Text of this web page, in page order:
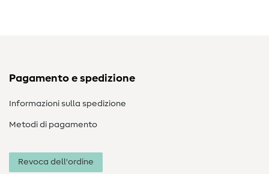
Pagamento e spedizione
Informazioni sulla spedizione
Metodi di pagamento
Revoca dell'ordine